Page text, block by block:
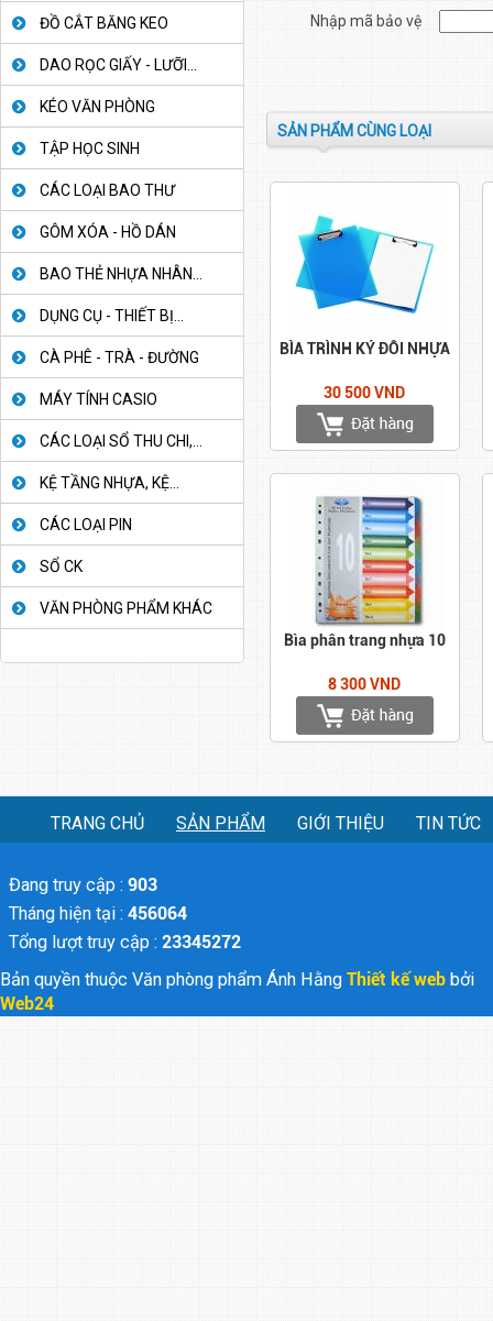
ĐỒ CẮT BĂNG KEO
DAO RỌC GIẤY - LƯỠI...
KÉO VĂN PHÒNG
TẬP HỌC SINH
CÁC LOẠI BAO THƯ
GÔM XÓA - HỒ DÁN
BAO THẺ NHỰA NHÂN...
DỤNG CỤ - THIẾT BỊ...
CÀ PHÊ - TRÀ - ĐƯỜNG
MÁY TÍNH CASIO
CÁC LOẠI SỔ THU CHI,...
KỆ TẦNG NHỰA, KỆ...
CÁC LOẠI PIN
SỔ CK
VĂN PHÒNG PHẨM KHÁC
Nhập mã bảo vệ
SẢN PHẨM CÙNG LOẠI
BÌA TRÌNH KÝ ĐÔI NHỰA
30 500 VND
Bìa phân trang nhựa 10
8 300 VND
TRANG CHỦ SẢN PHẨM GIỚI THIỆU TIN TỨC
Đang truy cập : 903
Tháng hiện tại : 456064
Tổng lượt truy cập : 23345272
Bản quyền thuộc Văn phòng phẩm Ánh Hằng Thiết kế web bởi
Web24